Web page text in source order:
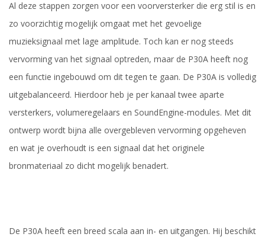
Al deze stappen zorgen voor een voorversterker die erg stil is en
zo voorzichtig mogelijk omgaat met het gevoelige
muzieksignaal met lage amplitude. Toch kan er nog steeds
vervorming van het signaal optreden, maar de P30A heeft nog
een functie ingebouwd om dit tegen te gaan. De P30A is volledig
uitgebalanceerd. Hierdoor heb je per kanaal twee aparte
versterkers, volumeregelaars en SoundEngine-modules. Met dit
ontwerp wordt bijna alle overgebleven vervorming opgeheven
en wat je overhoudt is een signaal dat het originele
bronmateriaal zo dicht mogelijk benadert.
De P30A heeft een breed scala aan in- en uitgangen. Hij beschikt